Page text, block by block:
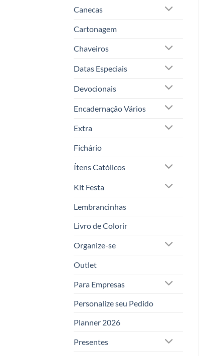
Canecas
Cartonagem
Chaveiros
Datas Especiais
Devocionais
Encadernação Vários
Extra
Fichário
Ítens Católicos
Kit Festa
Lembrancinhas
Livro de Colorir
Organize-se
Outlet
Para Empresas
Personalize seu Pedido
Planner 2026
Presentes